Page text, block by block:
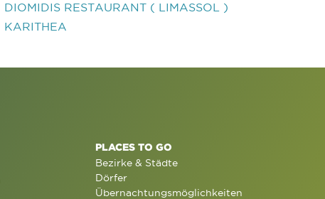
DIOMIDIS RESTAURANT ( LIMASSOL )
KARITHEA
PLACES TO GO
Bezirke & Städte
Dörfer
Übernachtungsmöglichkeiten